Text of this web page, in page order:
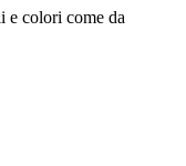
e colori come da